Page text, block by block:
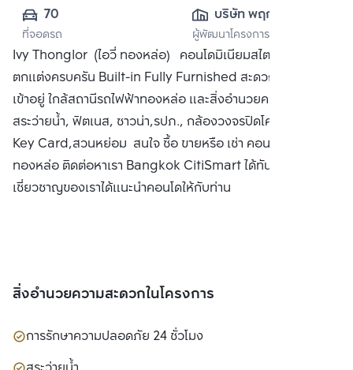
70
ที่จอดรถ
บริษัท พฤกษา เรียล
เอสเตท จำกัด
(มหาชน)
ผู้พัฒนาโครงการ
Ivy Thonglor (ไอวี่ ทองหล่อ) คอนโดมิเนียมสไตล์ Art Deco
ตกแต่งครบครัน Built-in Fully Furnished สะดวกสบายพร้อม
เข้าอยู่ ใกล้สถานีรถไฟฟ้าทองหล่อ และสิ่งอำนวยความสะดวก
สระว่ายน้ำ, ฟิตเนส, ซาวน่า,รปภ., กล้องวงจรปิดโครงการ, ประตู
Key Card,สวนหย่อม สนใจ ซื้อ ขายหรือ เช่า คอนโด ไอวี่
ทองหล่อ ติดต่อหาเรา Bangkok CitiSmart ได้ทันที เพื่อให้ผู้
เชี่ยวชาญของเราได้แนะนำคอนโดให้กับท่าน
สิ่งอำนวยความสะดวกในโครงการ
การรักษาความปลอดภัย 24 ชั่วโมง